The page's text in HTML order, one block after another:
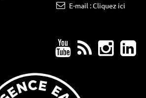
E-mail : Cliquez ici